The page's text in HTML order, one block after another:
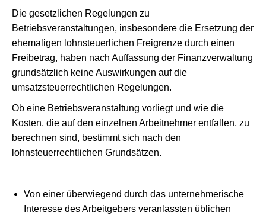
Die gesetzlichen Regelungen zu
Betriebsveranstaltungen, insbesondere die Ersetzung der
ehemaligen lohnsteuerlichen Freigrenze durch einen
Freibetrag, haben nach Auffassung der Finanzverwaltung
grundsätzlich keine Auswirkungen auf die
umsatzsteuerrechtlichen Regelungen.
Ob eine Betriebsveranstaltung vorliegt und wie die
Kosten, die auf den einzelnen Arbeitnehmer entfallen, zu
berechnen sind, bestimmt sich nach den
lohnsteuerrechtlichen Grundsätzen.
Von einer überwiegend durch das unternehmerische
Interesse des Arbeitgebers veranlassten üblichen